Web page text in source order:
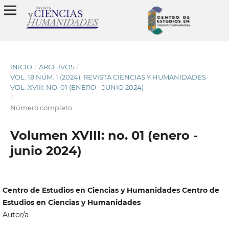
INICIO / ARCHIVOS /
VOL. 18 NÚM. 1 (2024): REVISTA CIENCIAS Y HUMANIDADES
VOL. XVIII: NO. 01 (ENERO - JUNIO 2024)
/
Número completo
Volumen XVIII: no. 01 (enero -
junio 2024)
Centro de Estudios en Ciencias y Humanidades Centro de
Estudios en Ciencias y Humanidades
Autor/a